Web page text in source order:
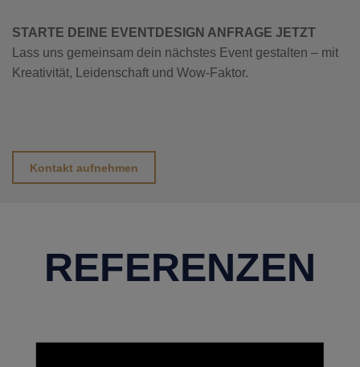
STARTE DEINE EVENTDESIGN ANFRAGE JETZT
Lass uns gemeinsam dein nächstes Event gestalten – mit
Kreativität, Leidenschaft und Wow-Faktor.
Kontakt aufnehmen
REFERENZEN